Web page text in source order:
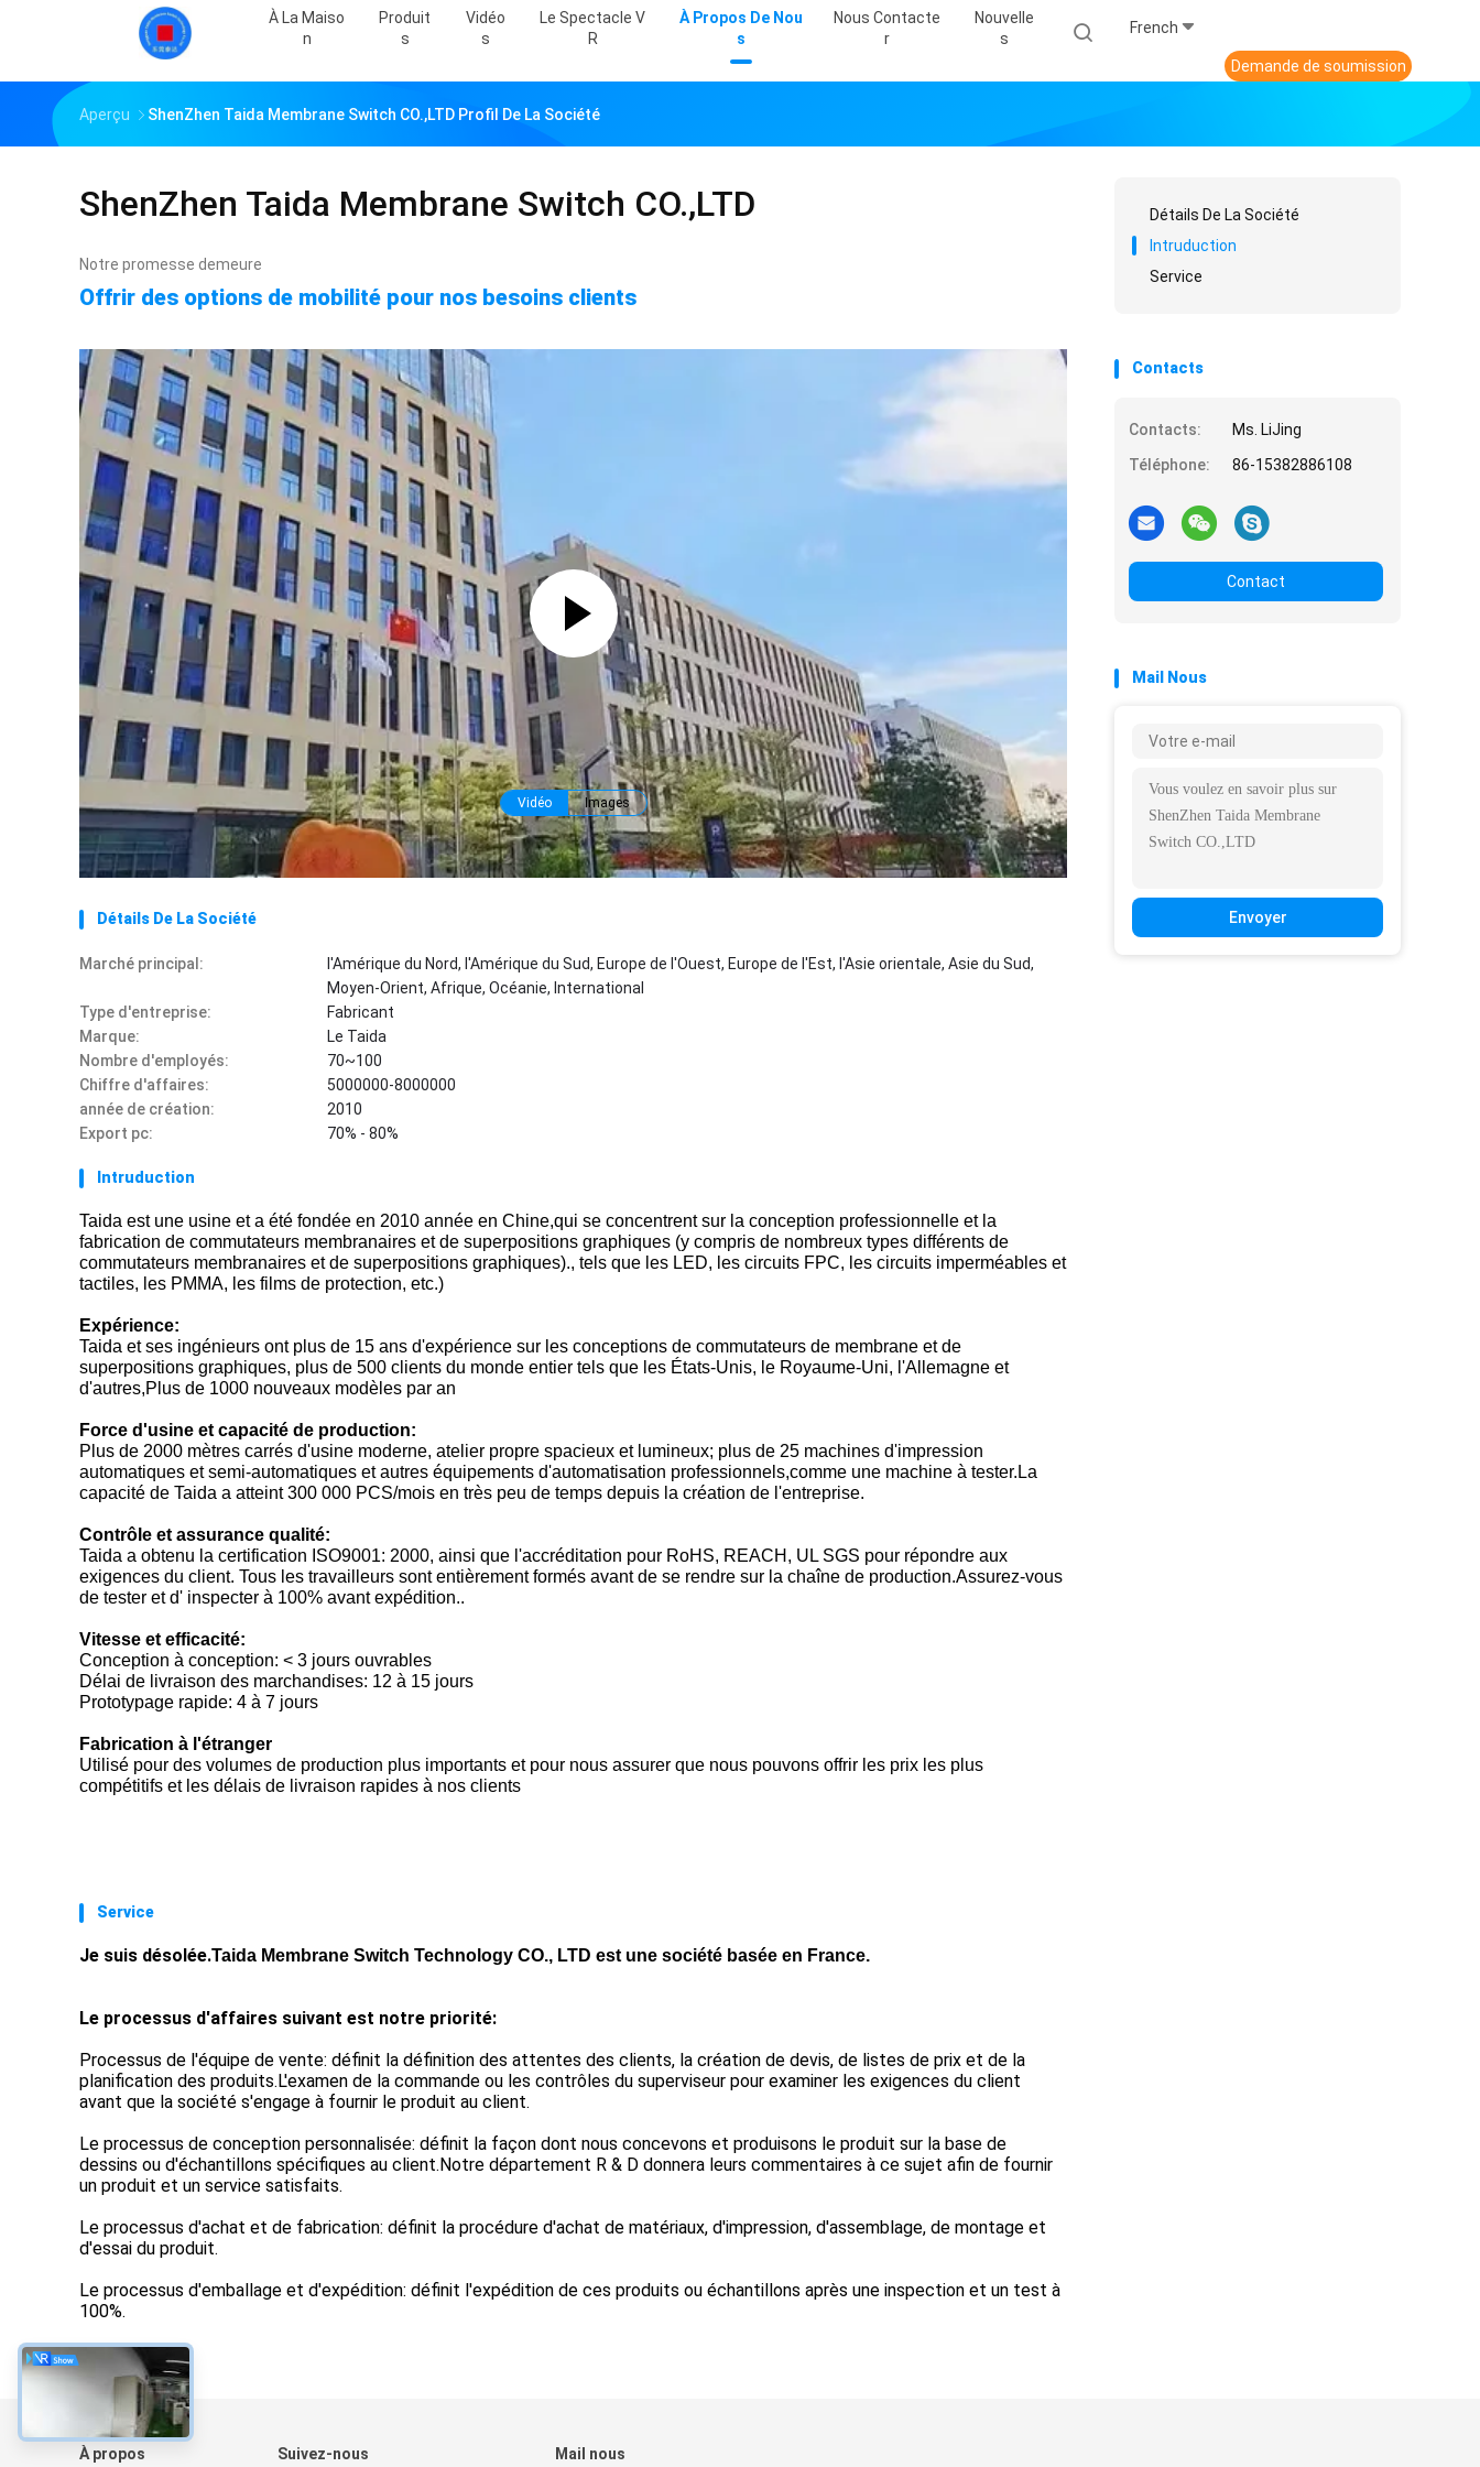
À La Maiso
N
Produit
S
Vidéo
S
Le Spectacle V
R
À Propos De Nou
S
Nous Contacte
R
Nouvelle
S
French
Demande de soumission
Aperçu ShenZhen Taida Membrane Switch CO.,LTD Profil De La Société
ShenZhen Taida Membrane Switch CO.,LTD
Notre promesse demeure
Offrir des options de mobilité pour nos besoins clients
Vidéo Images
Détails De La Société
Marché principal:
l'Amérique du Nord, l'Amérique du Sud, Europe de l'Ouest, Europe de l'Est, l'Asie orientale, Asie du Sud,
Moyen-Orient, Afrique, Océanie, International
Type d'entreprise:
Fabricant
Marque:
Le Taida
Nombre d'employés:
70~100
Chiffre d'affaires:
5000000-8000000
année de création:
2010
Export pc:
70% - 80%
Intruduction
Taida est une usine et a été fondée en 2010 année en Chine,qui se concentrent sur la conception professionnelle et la
fabrication de commutateurs membranaires et de superpositions graphiques (y compris de nombreux types différents de
commutateurs membranaires et de superpositions graphiques)., tels que les LED, les circuits FPC, les circuits imperméables et
tactiles, les PMMA, les films de protection, etc.)
Expérience:
Taida et ses ingénieurs ont plus de 15 ans d'expérience sur les conceptions de commutateurs de membrane et de
superpositions graphiques, plus de 500 clients du monde entier tels que les États-Unis, le Royaume-Uni, l'Allemagne et
d'autres,Plus de 1000 nouveaux modèles par an
Force d'usine et capacité de production:
Plus de 2000 mètres carrés d'usine moderne, atelier propre spacieux et lumineux; plus de 25 machines d'impression
automatiques et semi-automatiques et autres équipements d'automatisation professionnels,comme une machine à tester.La
capacité de Taida a atteint 300 000 PCS/mois en très peu de temps depuis la création de l'entreprise.
Contrôle et assurance qualité:
Taida a obtenu la certification ISO9001: 2000, ainsi que l'accréditation pour RoHS, REACH, UL SGS pour répondre aux
exigences du client. Tous les travailleurs sont entièrement formés avant de se rendre sur la chaîne de production.Assurez-vous
de tester et d' inspecter à 100% avant expédition..
Vitesse et efficacité:
Conception à conception: < 3 jours ouvrables
Délai de livraison des marchandises: 12 à 15 jours
Prototypage rapide: 4 à 7 jours
Fabrication à l'étranger
Utilisé pour des volumes de production plus importants et pour nous assurer que nous pouvons offrir les prix les plus
compétitifs et les délais de livraison rapides à nos clients
Service
Je suis désolée.Taida Membrane Switch Technology CO., LTD est une société basée en France.
Le processus d'affaires suivant est notre priorité:
Processus de l'équipe de vente: définit la définition des attentes des clients, la création de devis, de listes de prix et de la
planification des produits.L'examen de la commande ou les contrôles du superviseur pour examiner les exigences du client
avant que la société s'engage à fournir le produit au client.
Le processus de conception personnalisée: définit la façon dont nous concevons et produisons le produit sur la base de
dessins ou d'échantillons spécifiques au client.Notre département R & D donnera leurs commentaires à ce sujet afin de fournir
un produit et un service satisfaits.
Le processus d'achat et de fabrication: définit la procédure d'achat de matériaux, d'impression, d'assemblage, de montage et
d'essai du produit.
Le processus d'emballage et d'expédition: définit l'expédition de ces produits ou échantillons après une inspection et un test à
100%.
Détails De La Société
Intruduction
Service
Contacts
Contacts:
Ms. LiJing
Téléphone:
86-15382886108
Contact
Mail Nous
Envoyer
À propos Suivez-nous Mail nous